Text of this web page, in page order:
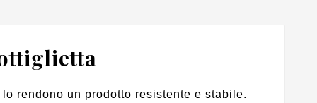
rendono un prodotto resistente e stabile.